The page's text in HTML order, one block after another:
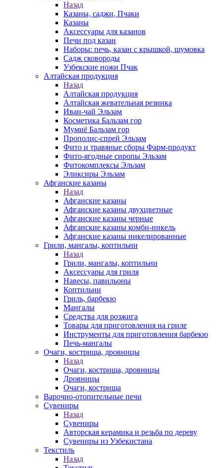
Назад
Казаны, саджи, Пчаки
Казаны
Аксессуары для казанов
Печи под казан
Наборы: печь, казан с крышкой, шумовка
Садж сковороды
Узбекские ножи Пчак
Алтайская продукция
Назад
Алтайская продукция
Алтайская жевательная резинка
Иван-чай Эльзам
Косметика Бальзам гор
Мумиё Бальзам гор
Прополис-спрей Эльзам
Фито и травяные сборы Фарм-продукт
Фито-ягодные сиропы Эльзам
Фитокомплексы Эльзам
Эликсиры Эльзам
Афганские казаны
Назад
Афганские казаны
Афганские казаны двухцветные
Афганские казаны черные
Афганские казаны комби-никель
Афганские казаны никелированные
Грили, мангалы, коптильни
Назад
Грили, мангалы, коптильни
Аксессуары для гриля
Навесы, павильоны
Коптильни
Гриль, барбекю
Мангалы
Средства для розжига
Товары для приготовления на гриле
Инструменты для приготовления барбекю
Печь-мангалы
Очаги, кострища, дровницы
Назад
Очаги, кострища, дровницы
Дровницы
Очаги, кострища
Варочно-отопительные печи
Сувениры
Назад
Сувениры
Авторская керамика и резьба по дереву
Сувениры из Узбекистана
Текстиль
Назад